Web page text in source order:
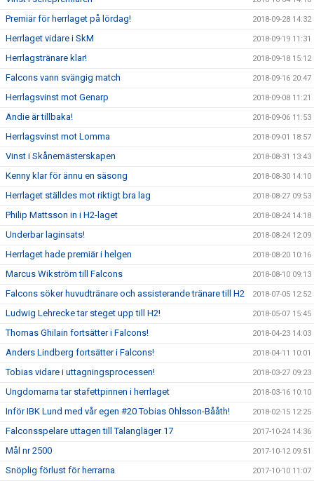
Premiär för herrlaget på lördag! 2018-09-28 14:32
Herrlaget vidare i SkM 2018-09-19 11:31
Herrlagstränare klar! 2018-09-18 15:12
Falcons vann svängig match 2018-09-16 20:47
Herrlagsvinst mot Genarp 2018-09-08 11:21
Andie är tillbaka! 2018-09-06 11:53
Herrlagsvinst mot Lomma 2018-09-01 18:57
Vinst i Skånemästerskapen 2018-08-31 13:43
Kenny klar för ännu en säsong 2018-08-30 14:10
Herrlaget ställdes mot riktigt bra lag 2018-08-27 09:53
Philip Mattsson in i H2-laget 2018-08-24 14:18
Underbar laginsats! 2018-08-24 12:09
Herrlaget hade premiär i helgen 2018-08-20 10:16
Marcus Wikström till Falcons 2018-08-10 09:13
Falcons söker huvudtränare och assisterande tränare till H2 2018-07-05 12:52
Ludwig Lehrecke tar steget upp till H2! 2018-05-07 15:45
Thomas Ghilain fortsätter i Falcons! 2018-04-23 14:03
Anders Lindberg fortsätter i Falcons! 2018-04-11 10:01
Tobias vidare i uttagningsprocessen! 2018-03-27 09:23
Ungdomarna tar stafettpinnen i herrlaget 2018-03-16 10:10
Inför IBK Lund med vår egen #20 Tobias Ohlsson-Bååth! 2018-02-15 12:25
Falconsspelare uttagen till Talangläger 17 2017-10-24 14:36
Mål nr 2500 2017-10-12 09:51
Snöplig förlust för herrarna 2017-10-10 11:07